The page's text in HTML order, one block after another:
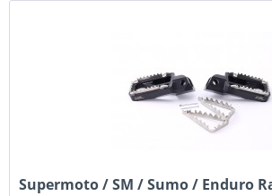
Supermoto / SM / Sumo / Enduro